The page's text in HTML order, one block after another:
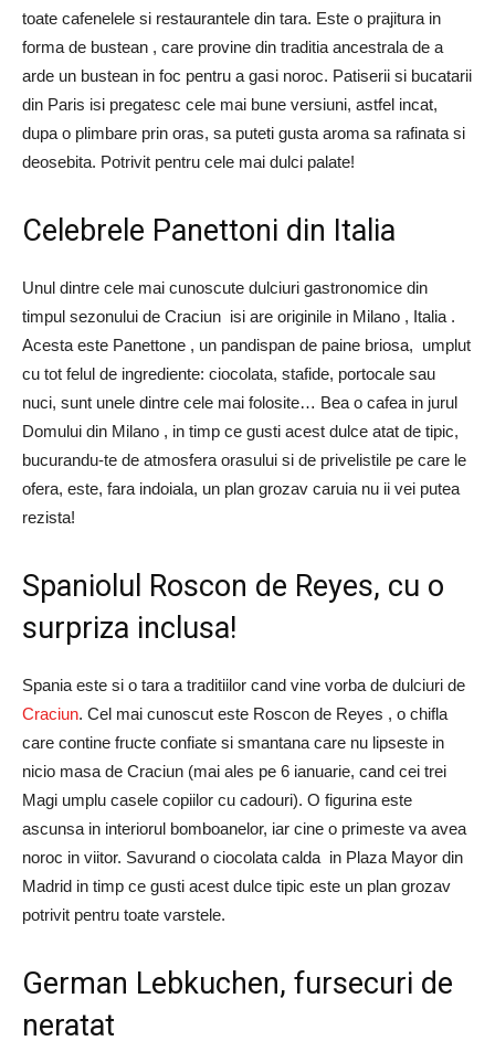
toate cafenelele si restaurantele din tara. Este o prajitura in
forma de bustean , care provine din traditia ancestrala de a
arde un bustean in foc pentru a gasi noroc. Patiserii si bucatarii
din Paris isi pregatesc cele mai bune versiuni, astfel incat,
dupa o plimbare prin oras, sa puteti gusta aroma sa rafinata si
deosebita. Potrivit pentru cele mai dulci palate!
Celebrele Panettoni din Italia
Unul dintre cele mai cunoscute dulciuri gastronomice din
timpul sezonului de Craciun isi are originile in Milano , Italia .
Acesta este Panettone , un pandispan de paine briosa, umplut
cu tot felul de ingrediente: ciocolata, stafide, portocale sau
nuci, sunt unele dintre cele mai folosite… Bea o cafea in jurul
Domului din Milano , in timp ce gusti acest dulce atat de tipic,
bucurandu-te de atmosfera orasului si de privelistile pe care le
ofera, este, fara indoiala, un plan grozav caruia nu ii vei putea
rezista!
Spaniolul Roscon de Reyes, cu o
surpriza inclusa!
Spania este si o tara a traditiilor cand vine vorba de dulciuri de
Craciun. Cel mai cunoscut este Roscon de Reyes , o chifla
care contine fructe confiate si smantana care nu lipseste in
nicio masa de Craciun (mai ales pe 6 ianuarie, cand cei trei
Magi umplu casele copiilor cu cadouri). O figurina este
ascunsa in interiorul bomboanelor, iar cine o primeste va avea
noroc in viitor. Savurand o ciocolata calda in Plaza Mayor din
Madrid in timp ce gusti acest dulce tipic este un plan grozav
potrivit pentru toate varstele.
German Lebkuchen, fursecuri de
neratat